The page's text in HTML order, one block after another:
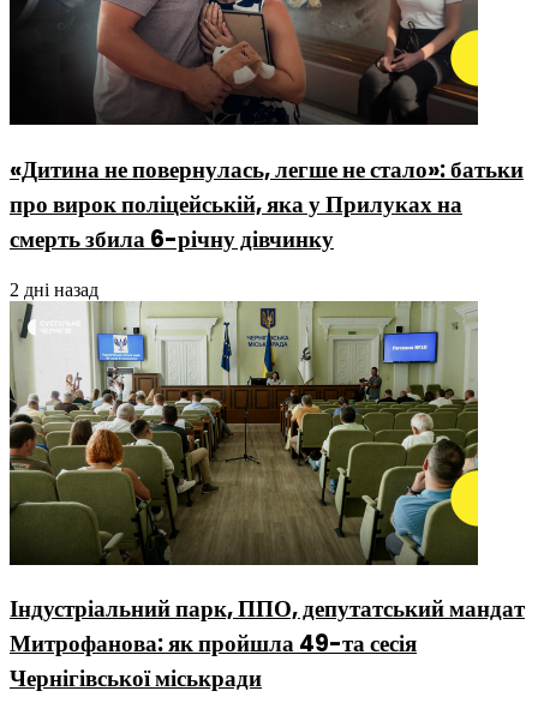
«Дитина не повернулась, легше не стало»: батьки
про вирок поліцейській, яка у Прилуках на
смерть збила 6-річну дівчинку
2 дні назад
Індустріальний парк, ППО, депутатський мандат
Митрофанова: як пройшла 49-та сесія
Чернігівської міськради